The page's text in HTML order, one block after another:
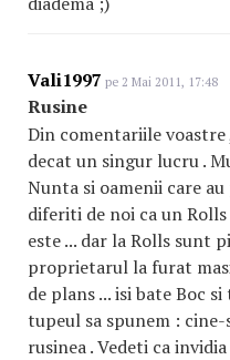
Vali1997 pe 2 Mai 2011, 17:48
Rusine
Din comentariile voastre
decat un singur lucru .
Nunta si oamenii care
diferiti de noi ca un Rolls
este ... dar la Rolls sunt
proprietarul la furat
de plans ... isi bate Boc
tupeul sa spunem :
rusinea . Vedeti ca